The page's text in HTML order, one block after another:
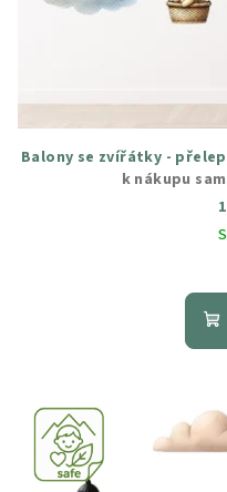
Balony se zvířátky -
k nákupu